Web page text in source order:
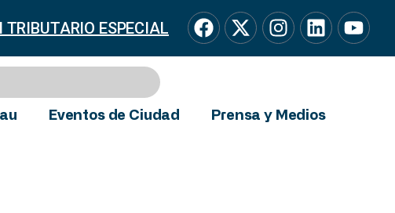
TRIBUTARIO ESPECIAL
Eventos de Ciudad Prensa y Medios